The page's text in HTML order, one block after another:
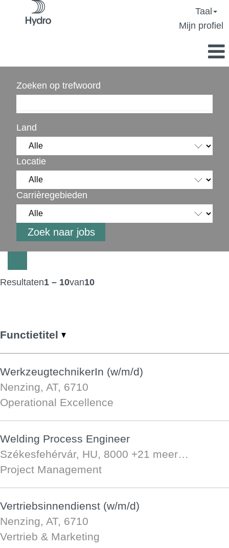
Taal
Mijn profiel
Zoeken op trefwoord
Land
Locatie
Carrièregebieden
Resultaten1 – 10van10
Functietitel
WerkzeugtechnikerIn (w/m/d)
Nenzing, AT, 6710
Operational Excellence
Welding Process Engineer
Székesfehérvár, HU, 8000 +21 meer…
Project Management
Vertriebsinnendienst (w/m/d)
Nenzing, AT, 6710
Vertrieb & Marketing